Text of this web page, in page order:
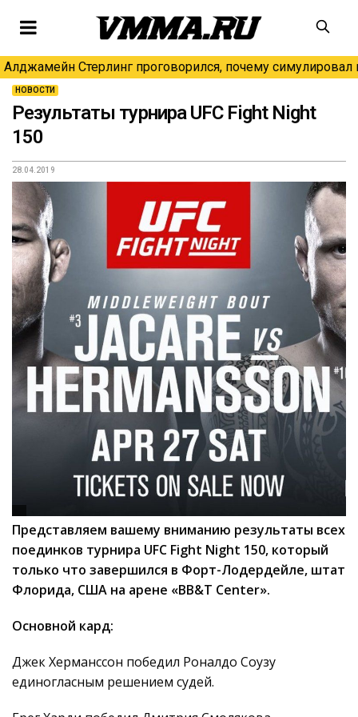
Алджамейн Стерлинг проговорился, почему симулировал
НОВОСТИ
Результаты турнира UFC Fight Night
150
28.04.2019
Представляем вашему вниманию результаты всех
поединков турнира UFC Fight Night 150, который
только что завершился в Форт-Лодердейле, штат
Флорида, США на арене «BB&T Center».
Основной кард:
Джек Херманссон победил Роналдо Соузу
единогласным решением судей.